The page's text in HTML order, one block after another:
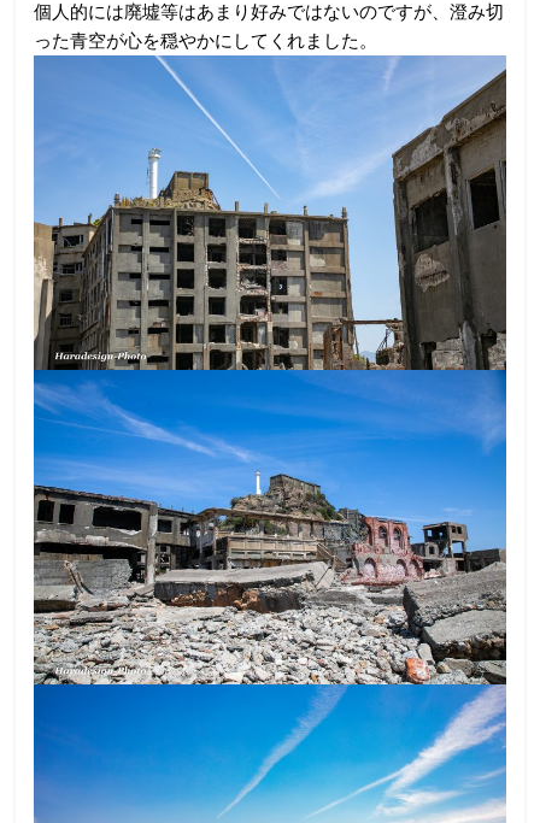
個人的には廃墟等はあまり好みではないのですが、澄み切
った青空が心を穏やかにしてくれました。